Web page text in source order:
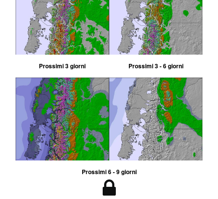
Prossimi 3 giorni Prossimi 3 - 6 giorni
Prossimi 6 - 9 giorni